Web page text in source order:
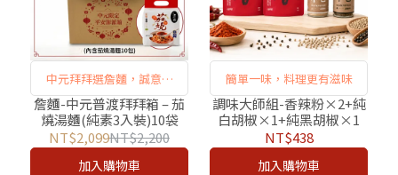
中元拜拜選詹麵，誠意滿
箱，平安滿福
詹麵-中元普渡拜拜箱 – 茄
燒湯麵(純素3入裝)10袋
NT$2,099NT$2,200
加入購物車
簡單一味，料理更有滋味
調味大師組-香辣粉×2+純
白胡椒×1+純黑胡椒×1
NT$438
加入購物車